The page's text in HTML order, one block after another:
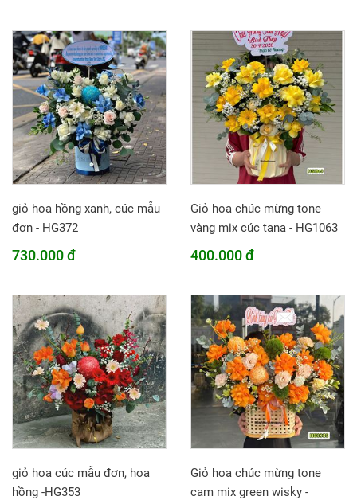
giỏ hoa hồng xanh, cúc mẫu
đơn - HG372
730.000 đ
Giỏ hoa chúc mừng tone
vàng mix cúc tana - HG1063
400.000 đ
giỏ hoa cúc mẫu đơn, hoa
hồng -HG353
Giỏ hoa chúc mừng tone
cam mix green wisky -